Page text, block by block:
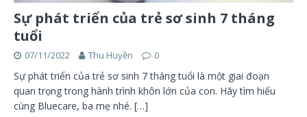
Sự phát triển của trẻ sơ sinh 7 tháng
tuổi
07/11/2022 Thu Huyền 0
Sự phát triển của trẻ sơ sinh 7 tháng tuổi là một giai đoạn
quan trọng trong hành trình khôn lớn của con. Hãy tìm hiểu
cùng Bluecare, ba mẹ nhé. […]